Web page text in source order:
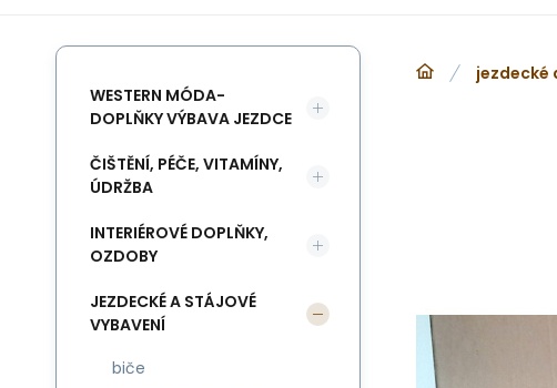
jezdecké
WESTERN MÓDA-
DOPLŇKY VÝBAVA JEZDCE
ČIŠTĚNÍ, PÉČE, VITAMÍNY,
ÚDRŽBA
INTERIÉROVÉ DOPLŇKY,
OZDOBY
JEZDECKÉ A STÁJOVÉ
VYBAVENÍ
biče